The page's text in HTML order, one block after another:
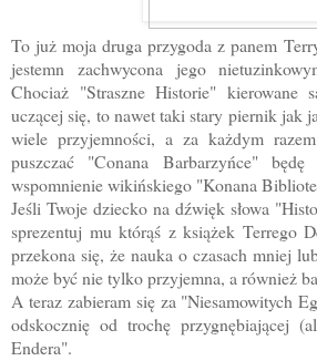
To już moja druga przygoda z panem
jestemn zachwycona jego
Chociaż "Straszne Historie" kierowane
uczącej się, to nawet taki stary piernik jak
wiele przyjemności, a za każdym
puszczać "Conana Barbarzyńce"
wspomnienie wikińskiego "Konana
Jeśli Twoje dziecko na dźwięk słowa
sprezentuj mu którąś z książek Terrego
przekona się, że nauka o czasach mniej
może być nie tylko przyjemna, a również
A teraz zabieram się za "Niesamowitych
odskocznię od trochę przygnębiającej
Endera".